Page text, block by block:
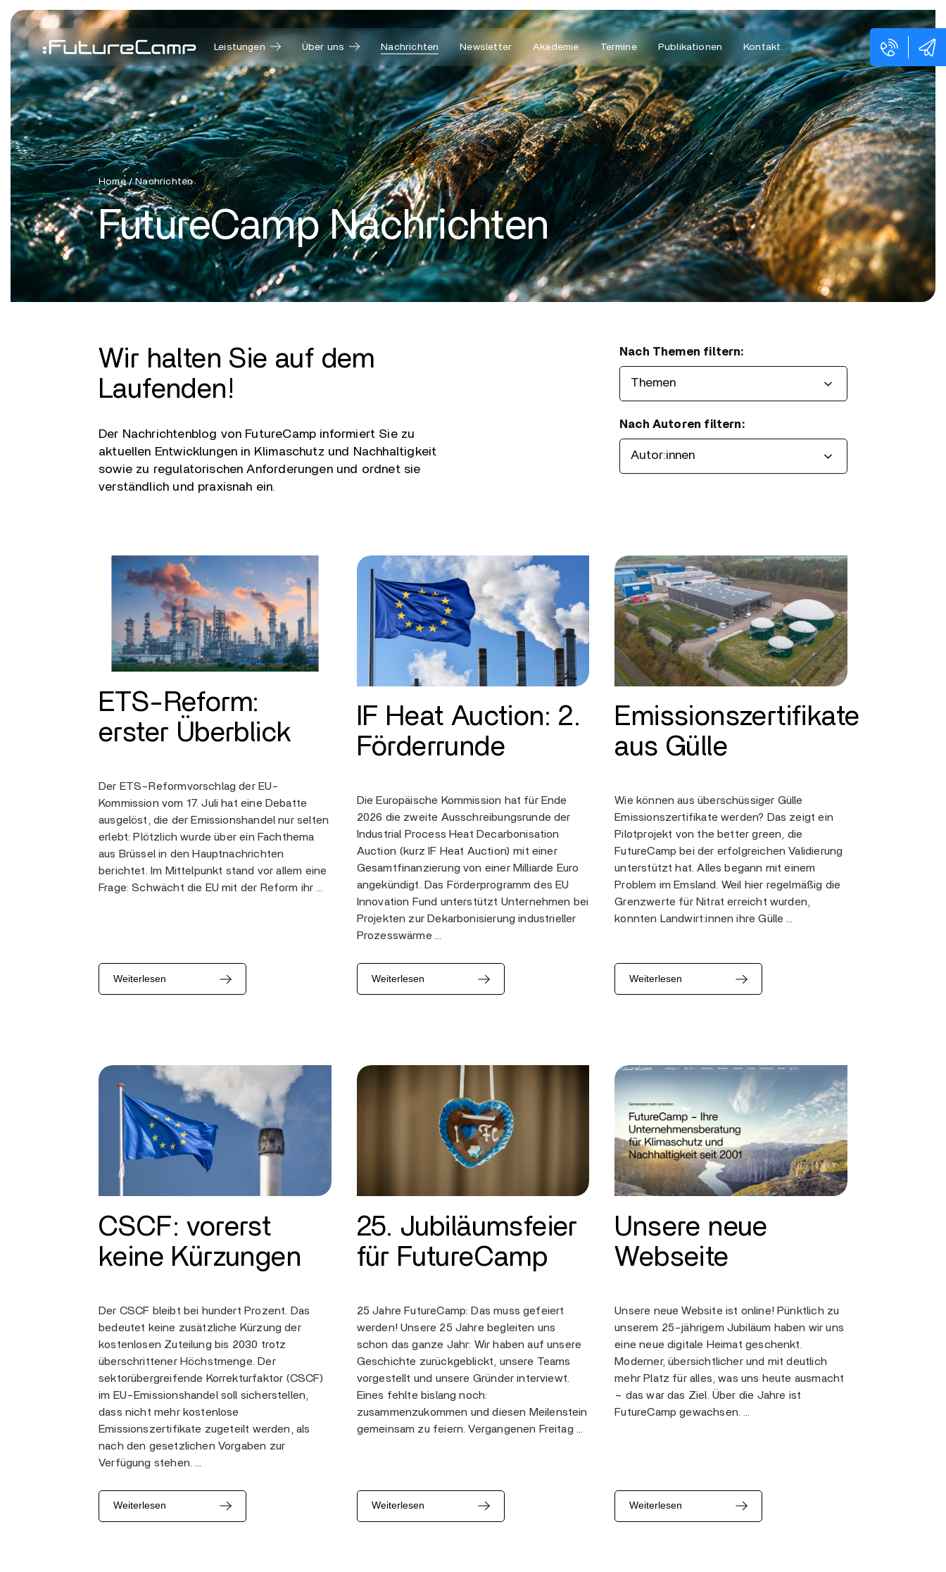
Leistungen Über uns Nachrichten Newsletter Akademie Termine Publikationen Kontakt
Home/Nachrichten
FutureCamp Nachrichten
Wir halten Sie auf dem
Laufenden!
Der Nachrichtenblog von FutureCamp informiert Sie zu
aktuellen Entwicklungen in Klimaschutz und Nachhaltigkeit
sowie zu regulatorischen Anforderungen und ordnet sie
verständlich und praxisnah ein.
Nach Themen filtern:
Nach Autoren filtern:
ETS-Reform:
erster Überblick
Der ETS-Reformvorschlag der EU-
Kommission vom 17. Juli hat eine Debatte
ausgelöst, die der Emissionshandel nur selten
erlebt: Plötzlich wurde über ein Fachthema
aus Brüssel in den Hauptnachrichten
berichtet. Im Mittelpunkt stand vor allem eine
Frage: Schwächt die EU mit der Reform ihr …
Weiterlesen
IF Heat Auction: 2.
Förderrunde
Die Europäische Kommission hat für Ende
2026 die zweite Ausschreibungsrunde der
Industrial Process Heat Decarbonisation
Auction (kurz IF Heat Auction) mit einer
Gesamtfinanzierung von einer Milliarde Euro
angekündigt. Das Förderprogramm des EU
Innovation Fund unterstützt Unternehmen bei
Projekten zur Dekarbonisierung industrieller
Prozesswärme …
Weiterlesen
Emissionszertifikate
aus Gülle
Wie können aus überschüssiger Gülle
Emissionszertifikate werden? Das zeigt ein
Pilotprojekt von the better green, die
FutureCamp bei der erfolgreichen Validierung
unterstützt hat. Alles begann mit einem
Problem im Emsland. Weil hier regelmäßig die
Grenzwerte für Nitrat erreicht wurden,
konnten Landwirt:innen ihre Gülle …
Weiterlesen
CSCF: vorerst
keine Kürzungen
Der CSCF bleibt bei hundert Prozent. Das
bedeutet keine zusätzliche Kürzung der
kostenlosen Zuteilung bis 2030 trotz
überschrittener Höchstmenge. Der
sektorübergreifende Korrekturfaktor (CSCF)
im EU-Emissionshandel soll sicherstellen,
dass nicht mehr kostenlose
Emissionszertifikate zugeteilt werden, als
nach den gesetzlichen Vorgaben zur
Verfügung stehen. …
Weiterlesen
25. Jubiläumsfeier
für FutureCamp
25 Jahre FutureCamp: Das muss gefeiert
werden! Unsere 25 Jahre begleiten uns
schon das ganze Jahr: Wir haben auf unsere
Geschichte zurückgeblickt, unsere Teams
vorgestellt und unsere Gründer interviewt.
Eines fehlte bislang noch:
zusammenzukommen und diesen Meilenstein
gemeinsam zu feiern. Vergangenen Freitag …
Weiterlesen
Unsere neue
Webseite
Unsere neue Website ist online! Pünktlich zu
unserem 25-jährigem Jubiläum haben wir uns
eine neue digitale Heimat geschenkt.
Moderner, übersichtlicher und mit deutlich
mehr Platz für alles, was uns heute ausmacht
– das war das Ziel. Über die Jahre ist
FutureCamp gewachsen. …
Weiterlesen